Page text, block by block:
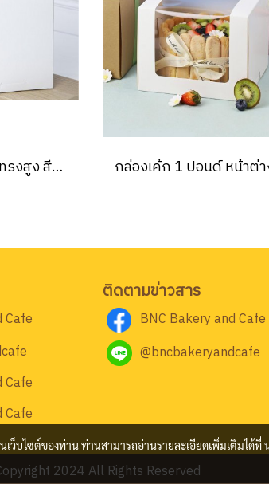
กล่องเค้ก 1 ปอนด์ ทรงสูง สีขาว (10ชิ้น/แพค)
Cafe
Cafe
Cafe
ติดตามข่าวสาร
BNC Bakery and Cafe
@bncbakeryandcafe
2024 All Rights Reserved
ว็บไซต์ของท่าน ท่านสามารถอ่านรายละเอียดเพิ่มเติมได้ที่